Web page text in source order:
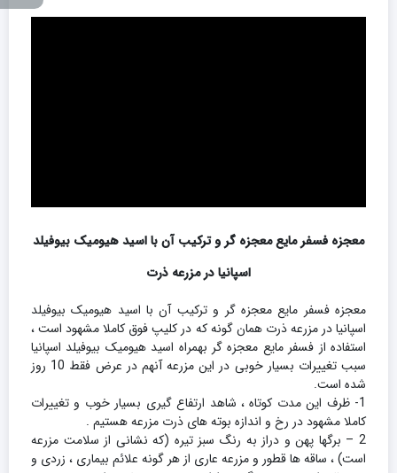
معجزه فسفر مایع معجزه گر و ترکیب آن با اسید هیومیک بیوفیلد
اسپانیا در مزرعه ذرت
معجزه فسفر مایع معجزه گر و ترکیب آن با اسید هیومیک بیوفیلد
اسپانیا در مزرعه ذرت همان گونه که در کلیپ فوق کاملا مشهود است ،
استفاده از فسفر مایع معجزه گر بهمراه اسید هیومیک بیوفیلد اسپانیا
سبب تغییرات بسیار خوبی در این مزرعه آنهم در عرض فقط 10 روز
شده است.
1- ظرف این مدت کوتاه ، شاهد ارتفاع گیری بسیار خوب و تغییرات
کاملا مشهود در رخ و اندازه بوته های ذرت مزرعه هستیم .
2 – برگها پهن و دراز به رنگ سبز تیره (که نشانی از سلامت مزرعه
است) ، ساقه ها قطور و مزرعه عاری از هر گونه علائم بیماری ، زردی و